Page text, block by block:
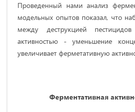
Проведенный нами анализ
модельных опытов показал, что
между деструкцией
активностью - уменьшение
увеличивает ферметативную
Ферментативная